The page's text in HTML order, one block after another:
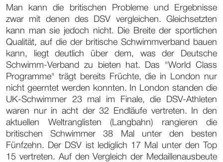
Man kann die britischen Probleme und Ergebnisse
zwar mit denen des DSV vergleichen. Gleichsetzten
kann man sie jedoch nicht. Die Breite der sportlichen
Qualität, auf die der britische Schwimmverband bauen
kann, liegt deutlich über dem, was der Deutsche
Schwimm-Verband zu bieten hat. Das "World Class
Programme" trägt bereits Früchte, die in London nur
nicht geerntet werden konnten. In London standen die
UK-Schwimmer 23 mal im Finale, die DSV-Athleten
waren nur in acht der 32 Endläufe vertreten. In den
aktuellen Weltranglisten (Langbahn) rangieren die
britischen Schwimmer 38 Mal unter den besten
Fünfzehn. Der DSV ist lediglich 17 Mal unter den Top
15 vertreten. Auf den Vergleich der Medaillenausbeute